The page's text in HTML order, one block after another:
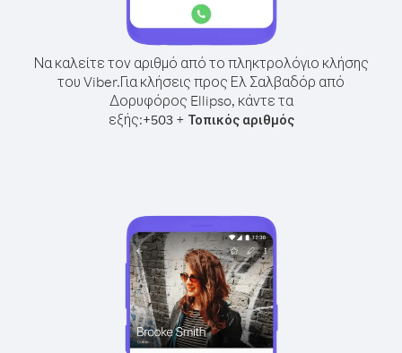
Να καλείτε τον αριθμό από το πληκτρολόγιο κλήσης
του Viber.Για κλήσεις προς Ελ Σαλβαδόρ από
Δορυφόρος Ellipso, κάντε τα
εξής:+503+ Τοπικός αριθμός